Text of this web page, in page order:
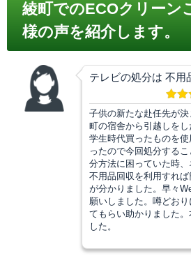
綾町でのECOクリーン
様の声を紹介します。
テレビの処分は 不用
子供の新たな赴任先が
町の宿舎から引越しを
学生時代買ったものを
ったので今回処分する
分方法に困っていた時
不用品回収を利用すれ
が分かりました。早々
願いしました。噂どお
てもらい助かりました
した。